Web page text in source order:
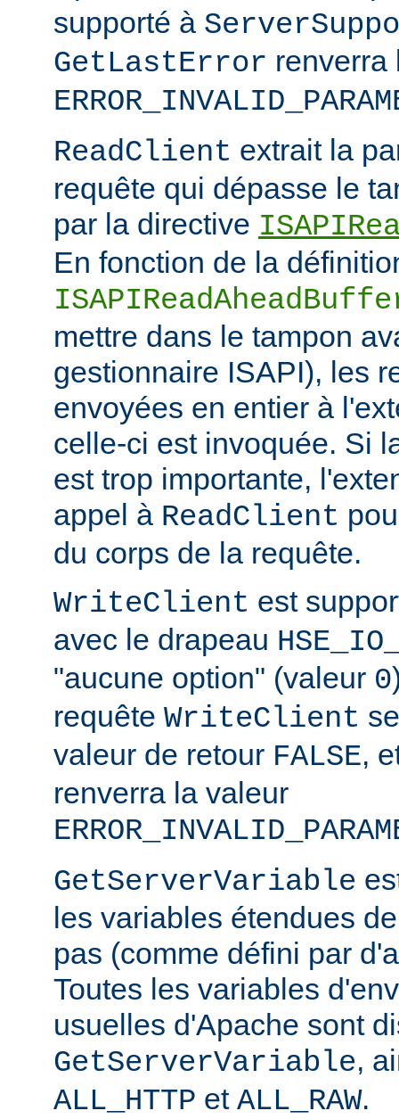
supporté à
GetLastError renverra
ReadClient extrait la
requête qui dépasse le
par la directive
En fonction de la
mettre dans le tampon
gestionnaire ISAPI), les
envoyées en entier à
celle-ci est invoquée. Si
est trop importante,
appel à ReadClient
du corps de la requête.
WriteClient est
avec le drapeau
"aucune option" (valeur 0
requête WriteClient
valeur de retour FALSE,
renverra la valeur
GetServerVariable
les variables étendues
pas (comme défini par
Toutes les variables
usuelles d'Apache sont
GetServerVariable,
ALL_HTTP et ALL_RAW.